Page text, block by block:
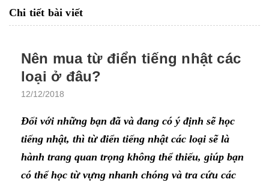
Chi tiết bài viết
Nên mua từ điển tiếng nhật các
loại ở đâu?
12/12/2018
Đối với những bạn đã và đang có ý định sẽ học
tiếng nhật, thì từ điển tiếng nhật các loại sẽ là
hành trang quan trọng không thể thiếu, giúp bạn
có thể học từ vựng nhanh chóng và tra cứu các